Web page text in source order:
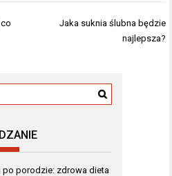
Jaka suknia ślubna będzie
najlepsza?
po porodzie: zdrowa dieta